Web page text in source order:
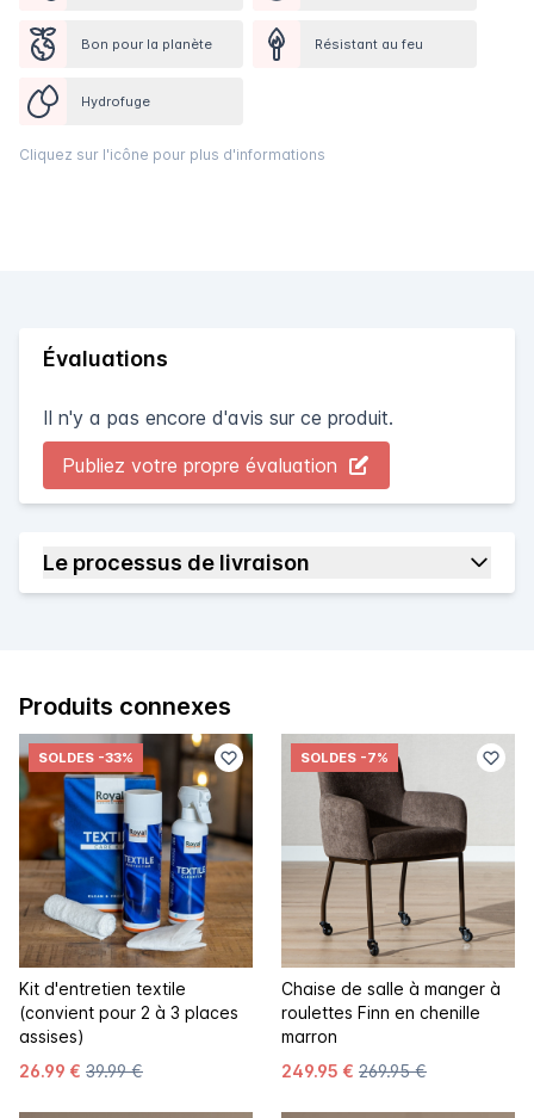
Bon pour la planète Résistant au feu
Hydrofuge
Cliquez sur l'icône pour plus d'informations
Évaluations
Il n'y a pas encore d'avis sur ce produit.
Publiez votre propre évaluation
Le processus de livraison
Produits connexes
SOLDES -33%
Kit d'entretien textile
(convient pour 2 à 3 places
assises)
26.99 € 39.99 €
SOLDES -7%
Chaise de salle à manger à
roulettes Finn en chenille
marron
249.95 € 269.95 €